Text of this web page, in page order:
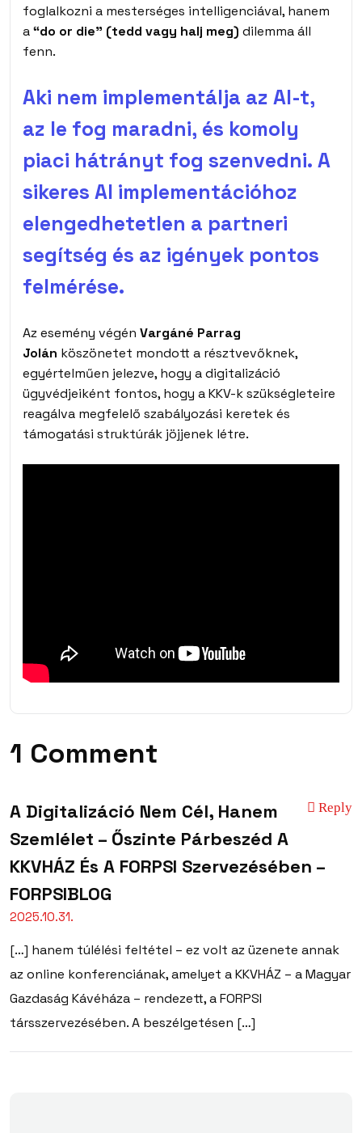
foglalkozni a mesterséges intelligenciával, hanem
a“do or die” (tedd vagy halj meg) dilemma áll
fenn.
Aki nem implementálja az AI-t,
az le fog maradni, és komoly
piaci hátrányt fog szenvedni. A
sikeres AI implementációhoz
elengedhetetlen a partneri
segítség és az igények pontos
felmérése.
Az esemény végén Vargáné Parrag
Jolán köszönetet mondott a résztvevőknek,
egyértelműen jelezve, hogy a digitalizáció
ügyvédjeiként fontos, hogy a KKV-k szükségleteire
reagálva megfelelő szabályozási keretek és
támogatási struktúrák jöjjenek létre.
1 Comment
A Digitalizáció Nem Cél, Hanem
Szemlélet – Őszinte Párbeszéd A
KKVHÁZ És A FORPSI Szervezésében –
FORPSIBLOG
2025.10.31.
[…] hanem túlélési feltétel – ez volt az üzenete annak
az online konferenciának, amelyet a KKVHÁZ – a Magyar
Gazdaság Kávéháza – rendezett, a FORPSI
társszervezésében. A beszélgetésen […]
Reply